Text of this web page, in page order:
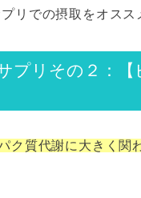
リでの摂取をオスス
プリその２：【
ク質代謝に大きく関